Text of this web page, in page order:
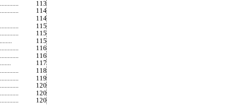
113
114
114
115
115
115
116
116
117
118
119
120
120
120